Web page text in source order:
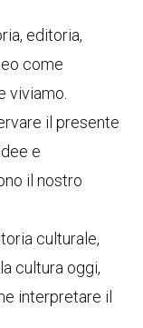
editoria,
come
viviamo.
il presente
e
il nostro
culturale,
cultura oggi,
interpretare il